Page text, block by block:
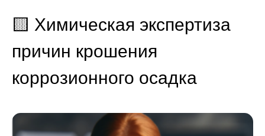
🟨 Химическая экспертиза
причин крошения
коррозионного осадка